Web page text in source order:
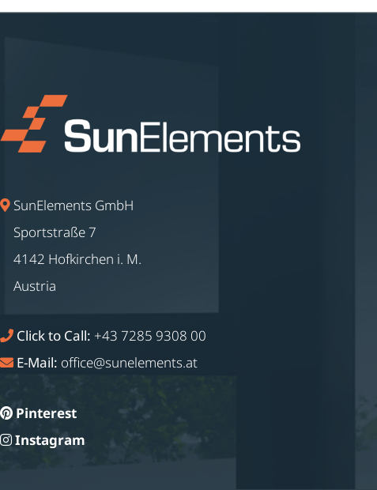
SunElements GmbH
Sportstraße 7
4142 Hofkirchen i. M.
Austria
Click to Call: +43 7285 9308 00
E-Mail: office@sunelements.at
Pinterest
Instagram